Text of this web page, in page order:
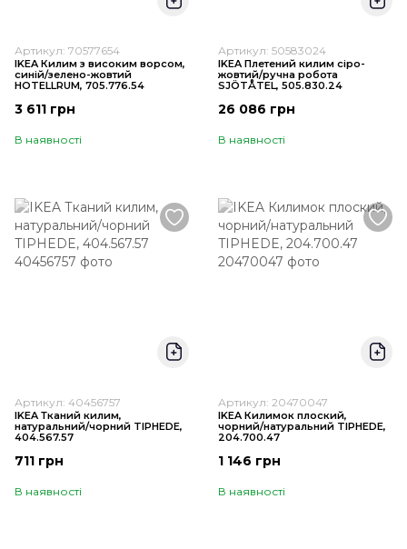
Артикул: 70577654
IKEA Килим з високим ворсом,
синій/зелено-жовтий
HOTELLRUM, 705.776.54
3 611 грн
В наявності
Артикул: 50583024
IKEA Плетений килим сіро-
жовтий/ручна робота
SJÖTÅTEL, 505.830.24
26 086 грн
В наявності
Артикул: 40456757
IKEA Тканий килим,
натуральний/чорний TIPHEDE,
404.567.57
711 грн
В наявності
Артикул: 20470047
IKEA Килимок плоский,
чорний/натуральний TIPHEDE,
204.700.47
1 146 грн
В наявності